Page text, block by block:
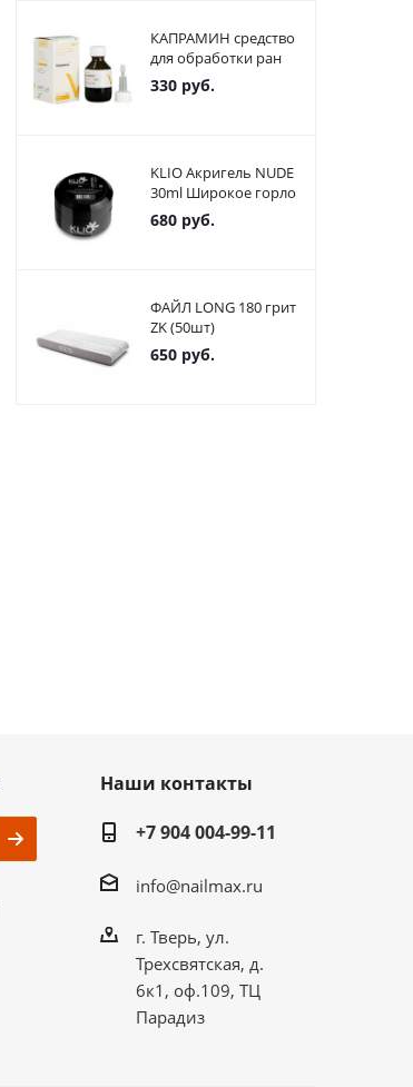
КАПРАМИН средство
для обработки ран
330 руб.
KLIO Акригель NUDE
30ml Широкое горло
680 руб.
ФАЙЛ LONG 180 грит
ZK (50шт)
650 руб.
Наши контакты
+7 904 004-99-11
info@nailmax.ru
г. Тверь, ул.
Трехсвятская, д.
6к1, оф.109, ТЦ
Парадиз